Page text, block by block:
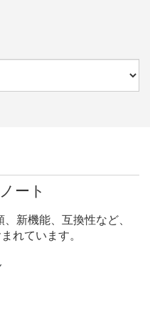
ノート
新機能、 互換性など、
まれてい ます。